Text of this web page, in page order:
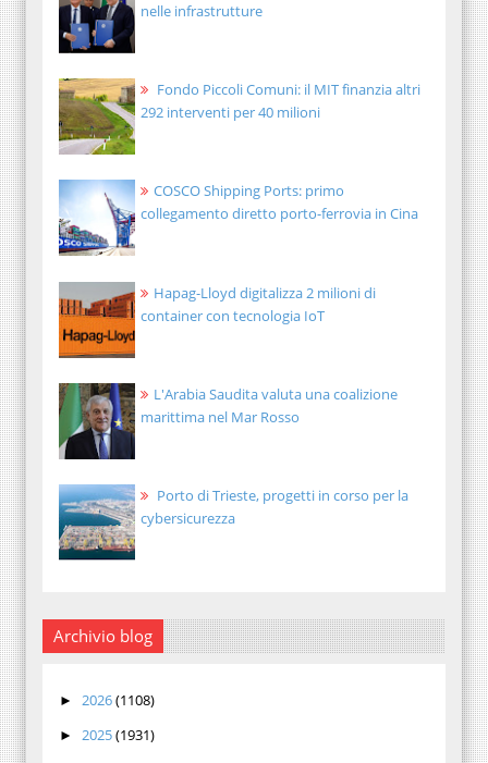
nelle infrastrutture
Fondo Piccoli Comuni: il MIT finanzia altri
292 interventi per 40 milioni
COSCO Shipping Ports: primo
collegamento diretto porto-ferrovia in Cina
Hapag-Lloyd digitalizza 2 milioni di
container con tecnologia IoT
L'Arabia Saudita valuta una coalizione
marittima nel Mar Rosso
Porto di Trieste, progetti in corso per la
cybersicurezza
Archivio blog
► 2026(1108)
► 2025(1931)